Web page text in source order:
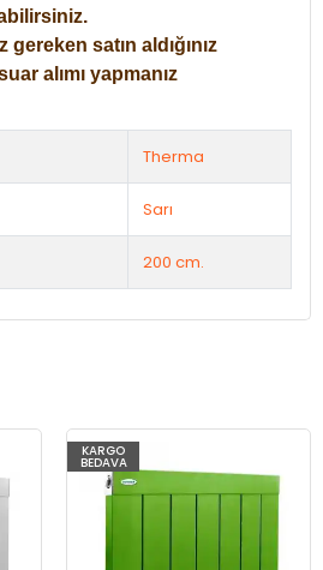
satın aldığınız
alımı yapmanız
Therma
Sarı
200 cm.
KARGO
BEDAVA